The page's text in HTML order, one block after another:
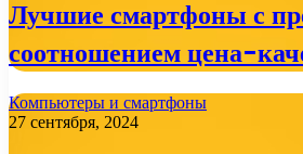
Лучшие смартфоны с
соотношением цена-
Компьютеры и смартфоны
27 сентября, 2024